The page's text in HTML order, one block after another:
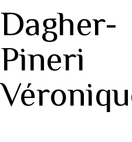
Dagher-
Pineri